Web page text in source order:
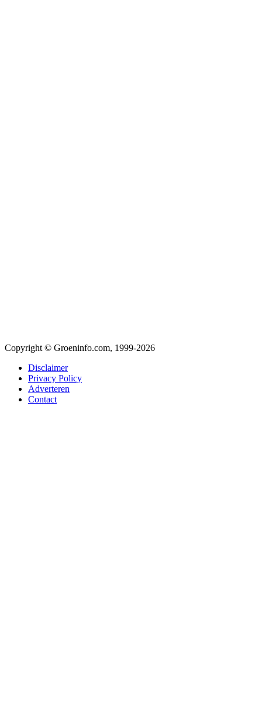
Copyright © Groeninfo.com, 1999-2026
Disclaimer
Privacy Policy
Adverteren
Contact